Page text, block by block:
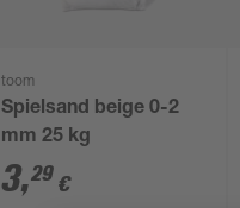
toom
Spielsand beige 0-2
mm 25 kg
3,29 €